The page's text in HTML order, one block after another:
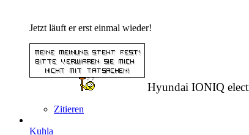
Jetzt läuft er erst einmal wieder!
Hyundai IONIQ
Zitieren
Kuhla